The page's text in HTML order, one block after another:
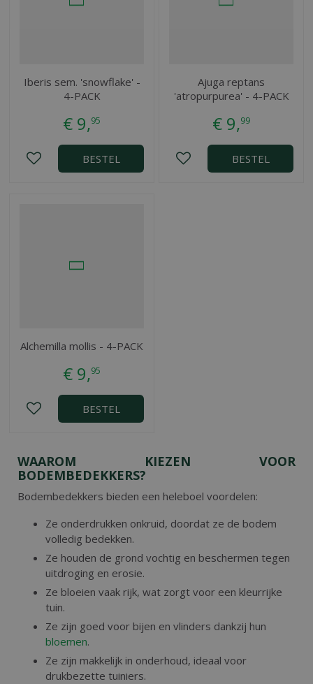
Iberis sem. 'snowflake' -
4-PACK
€ 9,95
BESTEL
Ajuga reptans
'atropurpurea' - 4-PACK
€ 9,99
BESTEL
Alchemilla mollis - 4-PACK
€ 9,95
BESTEL
WAAROM KIEZEN VOOR
BODEMBEDEKKERS?
Bodembedekkers bieden een heleboel voordelen:
Ze onderdrukken onkruid, doordat ze de bodem
volledig bedekken.
Ze houden de grond vochtig en beschermen tegen
uitdroging en erosie.
Ze bloeien vaak rijk, wat zorgt voor een kleurrijke
tuin.
Ze zijn goed voor bijen en vlinders dankzij hun
bloemen.
Ze zijn makkelijk in onderhoud, ideaal voor
drukbezette tuiniers.